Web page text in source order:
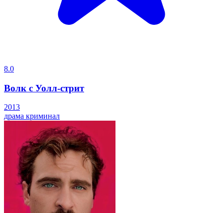
8.0
Волк с Уолл-стрит
2013
драма криминал